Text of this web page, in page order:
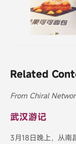
Related
From Chiral
武汉游记
3月18日晚上，从南